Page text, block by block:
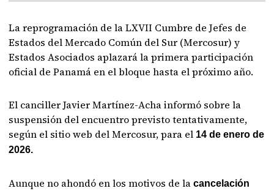
La reprogramación de la LXVII Cumbre de Jefes de
Estados del Mercado Común del Sur (Mercosur) y
Estados Asociados aplazará la primera participación
oficial de Panamá en el bloque hasta el próximo año.
El canciller Javier Martínez-Acha informó sobre la
suspensión del encuentro previsto tentativamente,
según el sitio web del Mercosur, para el 14 de enero de
2026.
Aunque no ahondó en los motivos de lacancelación